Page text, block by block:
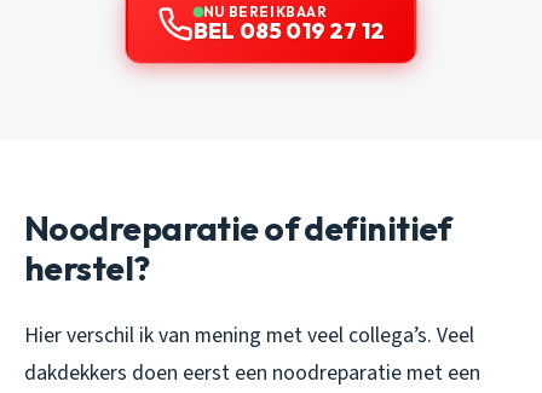
NU BEREIKBAAR
BEL 085 019 27 12
Noodreparatie of definitief
herstel?
Hier verschil ik van mening met veel collega’s. Veel
dakdekkers doen eerst een noodreparatie met een